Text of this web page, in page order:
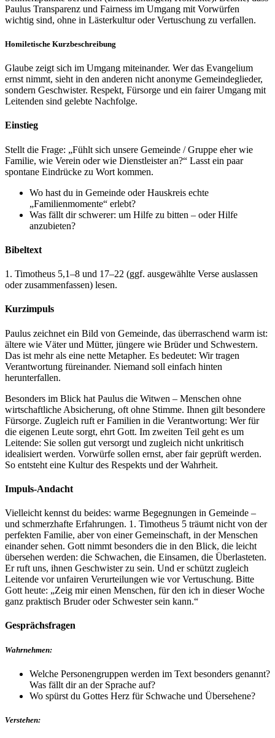
Paulus Transparenz und Fairness im Umgang mit Vorwürfen
wichtig sind, ohne in Lästerkultur oder Vertuschung zu verfallen.
Homiletische Kurzbeschreibung
Glaube zeigt sich im Umgang miteinander. Wer das Evangelium
ernst nimmt, sieht in den anderen nicht anonyme Gemeindeglieder,
sondern Geschwister. Respekt, Fürsorge und ein fairer Umgang mit
Leitenden sind gelebte Nachfolge.
Einstieg
Stellt die Frage: „Fühlt sich unsere Gemeinde / Gruppe eher wie
Familie, wie Verein oder wie Dienstleister an?“ Lasst ein paar
spontane Eindrücke zu Wort kommen.
Wo hast du in Gemeinde oder Hauskreis echte
„Familienmomente“ erlebt?
Was fällt dir schwerer: um Hilfe zu bitten – oder Hilfe
anzubieten?
Bibeltext
1. Timotheus 5,1–8 und 17–22 (ggf. ausgewählte Verse auslassen
oder zusammenfassen) lesen.
Kurzimpuls
Paulus zeichnet ein Bild von Gemeinde, das überraschend warm ist:
ältere wie Väter und Mütter, jüngere wie Brüder und Schwestern.
Das ist mehr als eine nette Metapher. Es bedeutet: Wir tragen
Verantwortung füreinander. Niemand soll einfach hinten
herunterfallen.
Besonders im Blick hat Paulus die Witwen – Menschen ohne
wirtschaftliche Absicherung, oft ohne Stimme. Ihnen gilt besondere
Fürsorge. Zugleich ruft er Familien in die Verantwortung: Wer für
die eigenen Leute sorgt, ehrt Gott. Im zweiten Teil geht es um
Leitende: Sie sollen gut versorgt und zugleich nicht unkritisch
idealisiert werden. Vorwürfe sollen ernst, aber fair geprüft werden.
So entsteht eine Kultur des Respekts und der Wahrheit.
Impuls-Andacht
Vielleicht kennst du beides: warme Begegnungen in Gemeinde –
und schmerzhafte Erfahrungen. 1. Timotheus 5 träumt nicht von der
perfekten Familie, aber von einer Gemeinschaft, in der Menschen
einander sehen. Gott nimmt besonders die in den Blick, die leicht
übersehen werden: die Schwachen, die Einsamen, die Überlasteten.
Er ruft uns, ihnen Geschwister zu sein. Und er schützt zugleich
Leitende vor unfairen Verurteilungen wie vor Vertuschung. Bitte
Gott heute: „Zeig mir einen Menschen, für den ich in dieser Woche
ganz praktisch Bruder oder Schwester sein kann.“
Gesprächsfragen
Wahrnehmen:
Welche Personengruppen werden im Text besonders genannt?
Was fällt dir an der Sprache auf?
Wo spürst du Gottes Herz für Schwache und Übersehene?
Verstehen: